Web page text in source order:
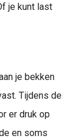
je kunt last
je bekken
Tijdens de
er druk op
en soms